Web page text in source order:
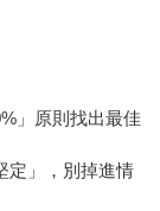
」原則找出最佳
定」，別掉進情